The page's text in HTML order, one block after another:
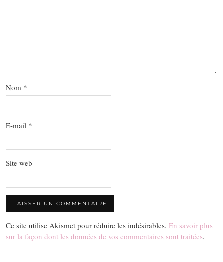
Nom *
E-mail *
Site web
Ce site utilise Akismet pour réduire les indésirables. En savoir plus
sur la façon dont les données de vos commentaires sont traitées.